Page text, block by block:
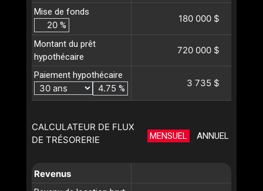
Mise de fonds
%
180 000 $
Montant du prêt
hypothécaire
720 000 $
Paiement hypothécaire
%
3 735 $
CALCULATEUR DE FLUX
DE TRÉSORERIE
MENSUEL ANNUEL
Revenus